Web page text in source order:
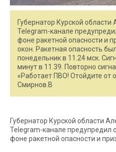
Губернатор Курской
Telegram-канале
фоне ракетной опасности и
окон. Ракетная опасность
понедельник в 11.24 мск.
минут в 11.39. Повторно
«Работает ПВО! Отойдите от
Смирнов.В
Губернатор Курской области
Telegram-канале предупредил
фоне ракетной опасности и